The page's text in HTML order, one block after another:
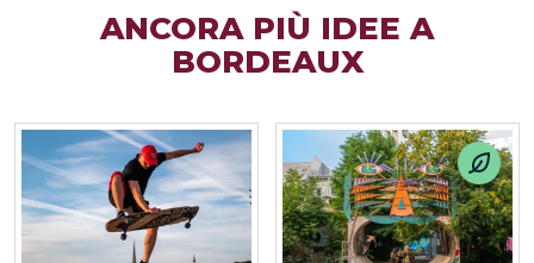
ANCORA PIÙ IDEE A
BORDEAUX